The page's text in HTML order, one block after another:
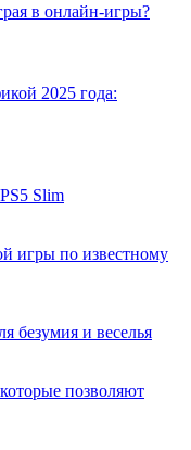
в онлайн-игры?
2025 года:
Slim
игры по известному
безумия и веселья
позволяют